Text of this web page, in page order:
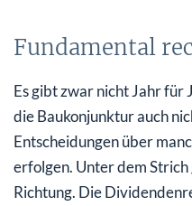
Fundamental
Es gibt zwar nicht Jahr für
die Baukonjunktur auch
Entscheidungen über
erfolgen. Unter dem
Richtung. Die